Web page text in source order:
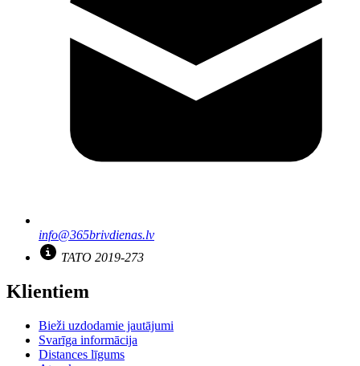
info@365brivdienas.lv
TATO 2019-273
Klientiem
Bieži uzdodamie jautājumi
Svarīga informācija
Distances līgums